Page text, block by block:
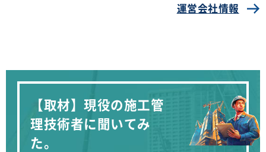
運営会社情報
【取材】現役の施工管
理技術者に聞いてみ
た。